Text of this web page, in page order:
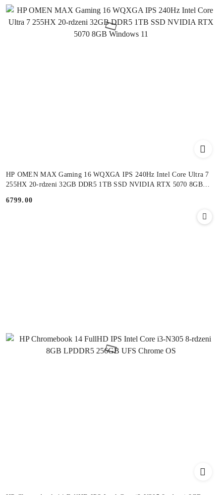
HP OMEN MAX Gaming 16 WQXGA IPS 240Hz Intel Core Ultra 7
255HX 20-rdzeni 32GB DDR5 1TB SSD NVIDIA RTX 5070 8GB
Cena:
6799.00